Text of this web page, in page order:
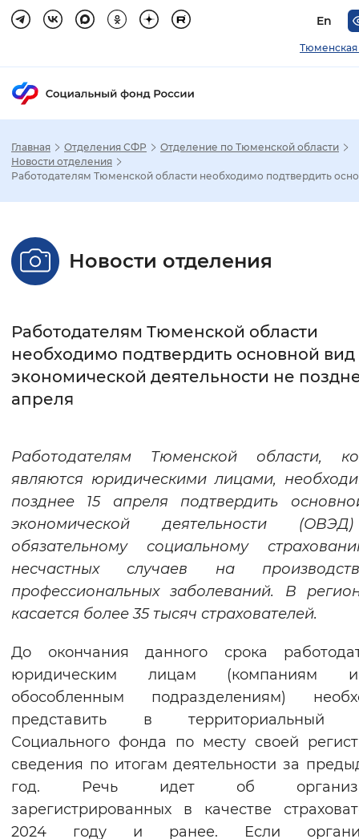
En
Тюменская
Настройка режима отображения
Стандартный Увеличенный
Интервал между буквами
Цвет сайта
Монохромный
Синий фон
Изображения
Включены Выключены
Воспроизвести Остановить
Вернуть стандартные настройки
Главная Отделения СФР
Отделение по Тюменской области
Новости отделения
Работодателям Тюменской области необходимо подтвердить
Новости отделения
Работодателям Тюменской области
необходимо подтвердить основной вид
экономической деятельности не
апреля
Работодателям Тюменской области,
являются юридическими лицами,
позднее 15 апреля подтвердить
экономической деятельности
обязательному социальному
несчастных случаев на
профессиональных заболеваний. В
касается более 35 тысяч страхователей.
До окончания данного срока
юридическим лицам (компаниям
обособленным подразделениям)
представить в территориальный
Социального фонда по месту своей
сведения по итогам деятельности за
год. Речь идет об
зарегистрированных в качестве
2024 году и ранее. Если